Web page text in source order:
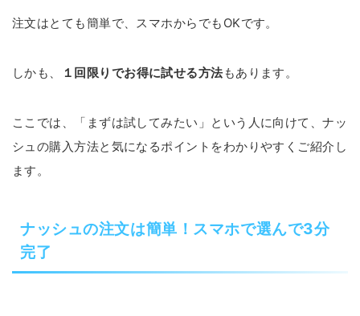
注文はとても簡単で、スマホからでもOKです。
しかも、 １回限りでお得に試せる方法もあります。
ここでは、「まずは試してみたい」という人に向けて、ナッ
シュの購入方法と気になるポイントをわかりやすくご紹介し
ます。
ナッシュの注文は簡単！スマホで選んで3分
完了